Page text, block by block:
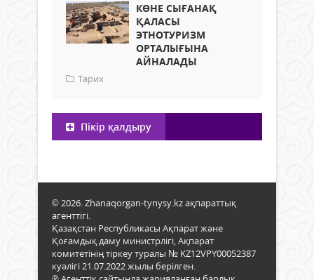
КӨНЕ СЫҒАНАҚ
ҚАЛАСЫ
ЭТНОТУРИЗМ
ОРТАЛЫҒЫНА
АЙНАЛАДЫ
Тарих
Пікір қалдыру
© 2026. Zhanaqorgan-tynysy.kz ақпараттық
агенттігі.
Қазақстан Республикасы Ақпарат және
Қоғамдық даму министрлігі, Ақпарат
комитетінің тіркеу туралы № KZ12VPY00052387
куәлігі 21.07.2022 жылы берілген.